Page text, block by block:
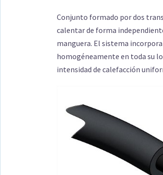
Conjunto formado por dos
calentarde forma
manguera. El sistema
homogéneamente en toda su
intensidad de calefacción